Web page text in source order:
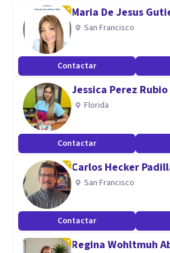
Aptitudes
con el tiempo hemos podido
positiva para la resolucion del
diversidad contextual y el incremento
asertiva, la perseverancia, resiliencia y
aportando a nuestros consultantes
para su tratamiento psicologico.
Maria De Jesus
San Francisco
Contactar
Jessica Perez Rubio
Florida
Contactar
Carlos Hecker
San Francisco
Contactar
Regina Wohltmuh